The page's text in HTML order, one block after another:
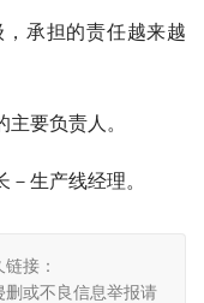
承担的责任越来越
要负责人。
生产线经理。
链接：
删或不良信息举报请